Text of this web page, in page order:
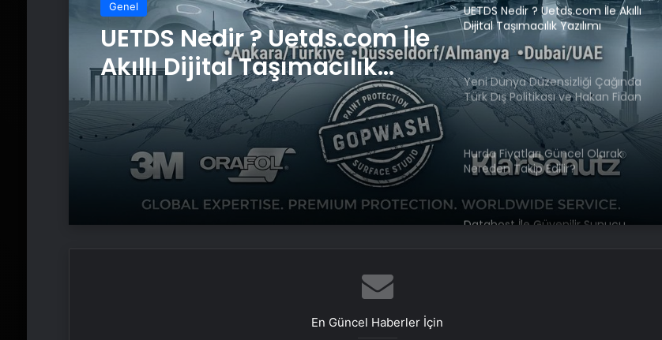
Genel
UETDS Nedir ? Uetds.com İle
Akıllı Dijital Taşımacılık
Yazılımı
Genel
Yeni Dünya Düzensizliği
Çağında Türk Dış Politikası
ve Hakan Fidan Faktörü
Yeni Dünya Düzensizliği Çağında
Türk Dış Politikası ve Hakan Fidan
Faktörü
Hurda Fiyatları Güncel Olarak
Nereden Takip Edilir?
Datahost İle Güvenilir Sunucu
Hizmetleri
Victor Osimhen: Çok büyük bir karar
En Güncel Haberler İçin